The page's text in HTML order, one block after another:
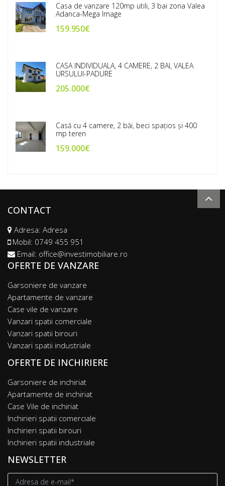
Casa de vanzare 120mp utili, 3 bai zona Valea
Adanca-Mega Image
159.950€
CASA INDIVIDUALA, 4 CAMERE, 2 BAI, VALEA
URSULUI-PADURE
205.000€
Casă cu 4 camere, 2 băi, beci spațios și 400
mp teren
159.000€
CONTACT
Adresa: Adresa
Mobil: 0749 455 951
Email: office@investimobiliare.ro
OFERTE DE VANZARE
Garsoniere de vanzare
Apartamente de vanzare
Case vile de vanzare
Vanzari spatii comerciale
Vanzari spatii birouri
Vanzari spatii industriale
OFERTE DE INCHIRIERE
Garsoniere de inchiriat
Apartamente de inchiriat
Case Vile de inchiriat
Inchirieri spatii comerciale
Inchirieri spatii birouri
Inchirieri spatii industriale
NEWSLETTER